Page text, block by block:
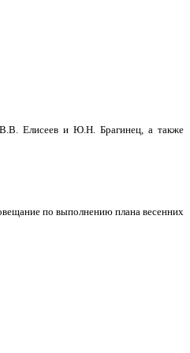
Елисеев и Ю.Н. Брагинец, а также
по выполнению плана весенних